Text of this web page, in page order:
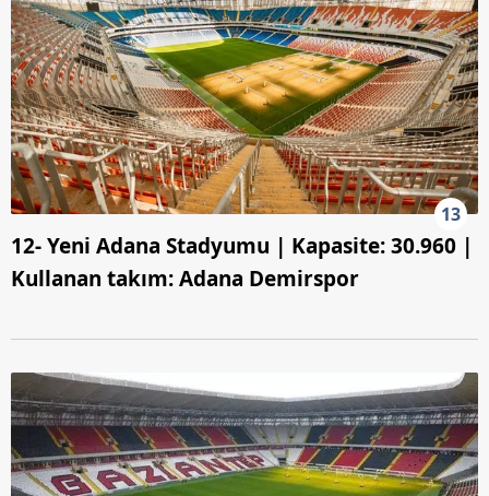
13
12- Yeni Adana Stadyumu | Kapasite: 30.960 |
Kullanan takım: Adana Demirspor